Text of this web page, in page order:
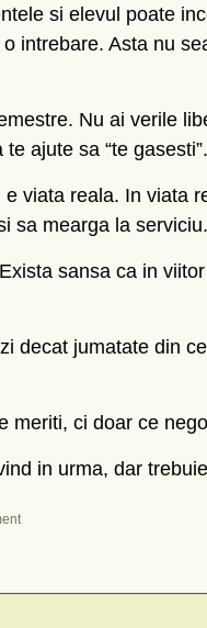
si elevul poate
intrebare. Asta nu
Nu ai verile
ajute sa “te
viata reala. In viata
sa mearga la serviciu.
sansa ca in
decat jumatate din
meriti, ci doar ce
in urma, dar